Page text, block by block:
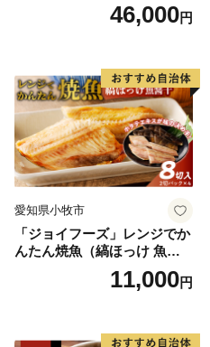
46,000円
愛知県小牧市
「ジョイフーズ」レンジでか
んたん焼魚（縞ほっけ 魚醤
11,000円